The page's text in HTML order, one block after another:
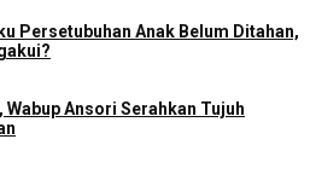
Persetubuhan Anak Belum Ditahan,
Ansori Serahkan Tujuh